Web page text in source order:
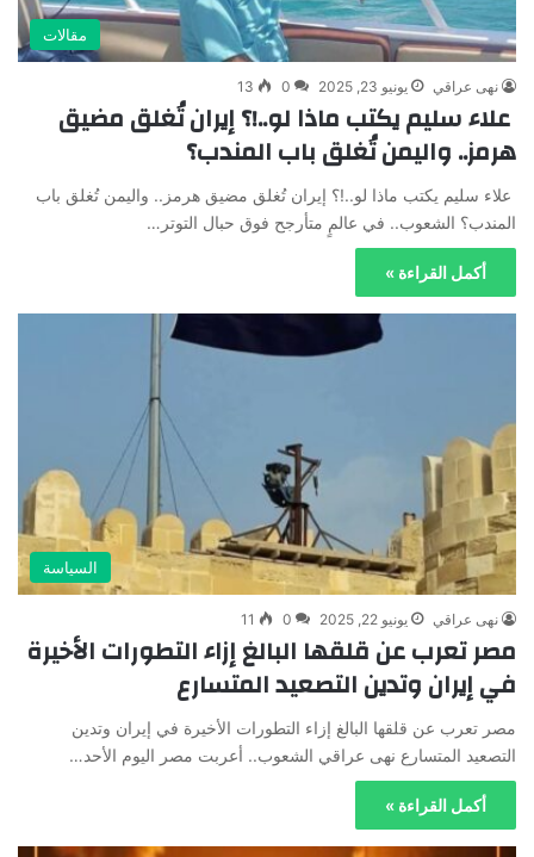
مقالات
نهى عراقي يونيو 23, 2025 0
13
علاء سليم يكتب ماذا لو..!؟ إيران تُغلق مضيق
هرمز.. واليمن تُغلق باب المندب؟
علاء سليم يكتب ماذا لو..!؟ إيران تُغلق مضيق هرمز.. واليمن تُغلق باب
المندب؟ الشعوب.. في عالمٍ متأرجح فوق حبال التوتر…
أكمل القراءة »
السياسة
نهى عراقي يونيو 22, 2025 0
11
مصر تعرب عن قلقها البالغ إزاء التطورات الأخيرة
في إيران وتدين التصعيد المتسارع
مصر تعرب عن قلقها البالغ إزاء التطورات الأخيرة في إيران وتدين
التصعيد المتسارع نهى عراقي الشعوب.. أعربت مصر اليوم الأحد…
أكمل القراءة »